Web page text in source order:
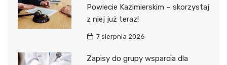
Powiecie Kazimierskim – skorzystaj
z niej już teraz!
7 sierpnia 2026
Zapisy do grupy wsparcia dla